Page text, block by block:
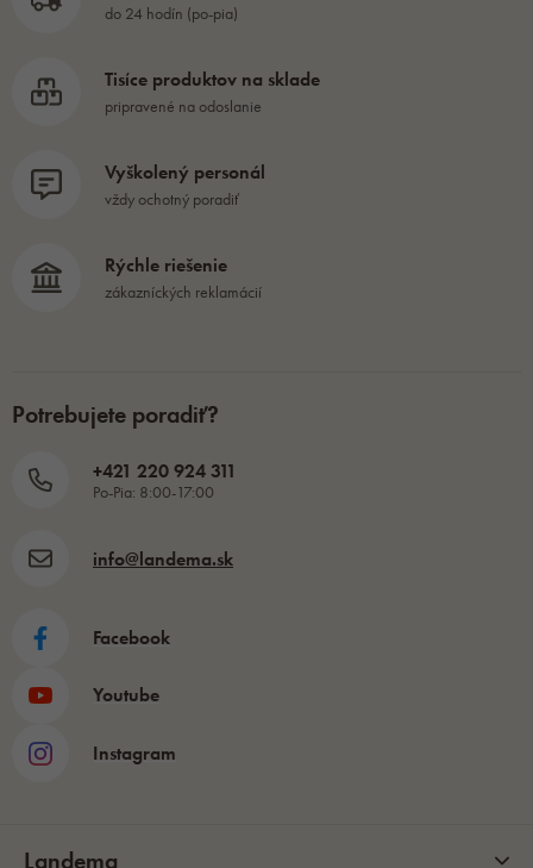
do 24 hodín (po-pia)
Tisíce produktov na sklade
pripravené na odoslanie
Vyškolený personál
vždy ochotný poradiť
Rýchle riešenie
zákazníckých reklamácií
Potrebujete poradiť?
+421 220 924 311
Po-Pia: 8:00-17:00
info@landema.sk
Facebook
Youtube
Instagram
Landema